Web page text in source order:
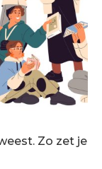
Zo zet je